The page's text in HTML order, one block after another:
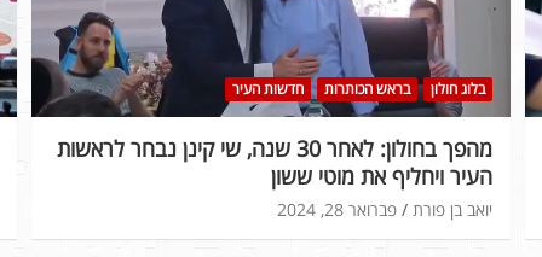
בלוג חולון בראש הכותרות חדשות העיר
מהפך בחולון: לאחר 30 שנה, שי קינן נבחר לראשות
העיר ויחליף את מוטי ששון
פברואר 28, 2024 יואב בן פורת